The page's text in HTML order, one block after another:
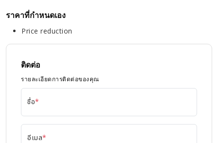
ราคาที่กำหนดเอง
Price reduction
ติดต่อ
รายละเอียดการติดต่อของคุณ
ชื่อ*
อีเมล*